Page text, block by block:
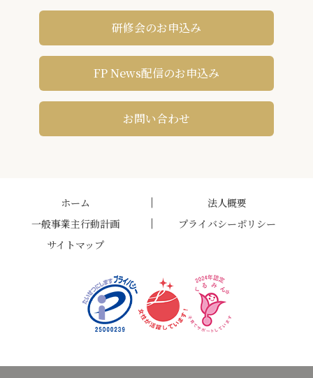
研修会のお申込み
FP News配信のお申込み
お問い合わせ
ホーム
法人概要
一般事業主行動計画
プライバシーポリシー
サイトマップ